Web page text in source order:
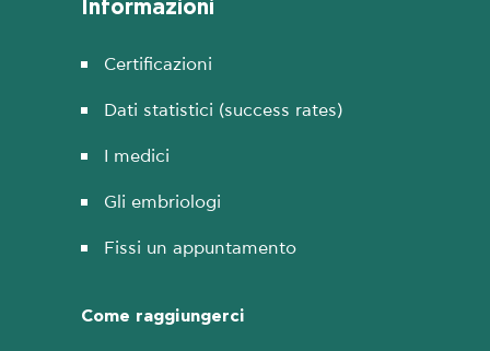
Informazioni
Certificazioni
Dati statistici (success rates)
I medici
Gli embriologi
Fissi un appuntamento
Come raggiungerci